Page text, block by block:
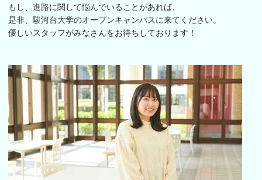
もし、進路に関して悩んでいることがあれば、
是非、駿河台大学のオープンキャンパスに来てください。
優しいスタッフがみなさんをお待ちしております！